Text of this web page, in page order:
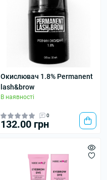
Окислювач 1.8% Permanent
lash&brow
В наявності
0
132.00 грн